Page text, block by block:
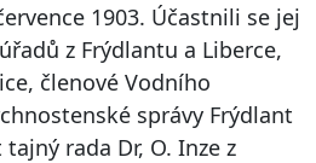
1903. Účastnili se jej
z Frýdlantu a Liberce,
členové Vodního
správy Frýdlant
rada Dr, O. Inze z